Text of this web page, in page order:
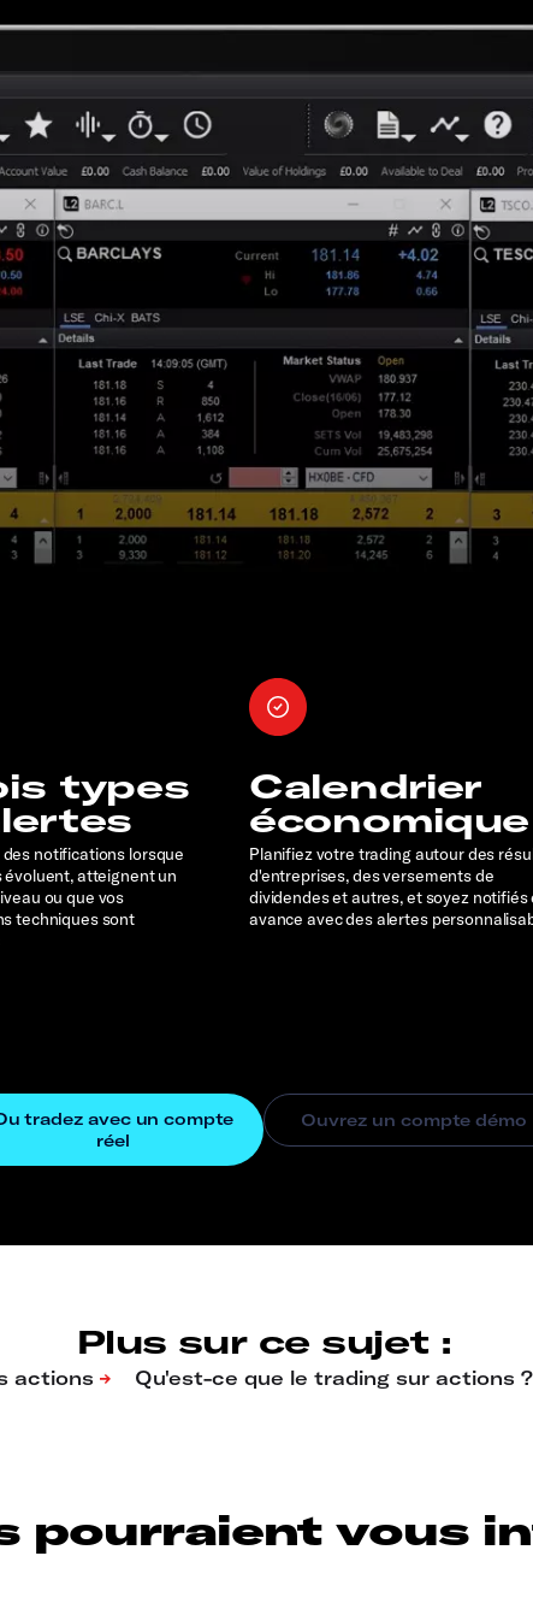
types
des notifications lorsque
évoluent, atteignent un
ou que vos
techniques sont
Calendrier
économique
Planifiez votre trading autour des
d'entreprises, des versements de
dividendes et autres, et soyez notifiés
avance avec des alertes
Plus sur ce sujet :
pourraient vous